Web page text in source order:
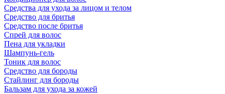
Средства для ухода за лицом и телом
Средство для бритья
Средство после бритья
Спрей для волос
Пена для укладки
Шампунь-гель
Тоник для волос
Средство для бороды
Стайлинг для бороды
Бальзам для ухода за кожей